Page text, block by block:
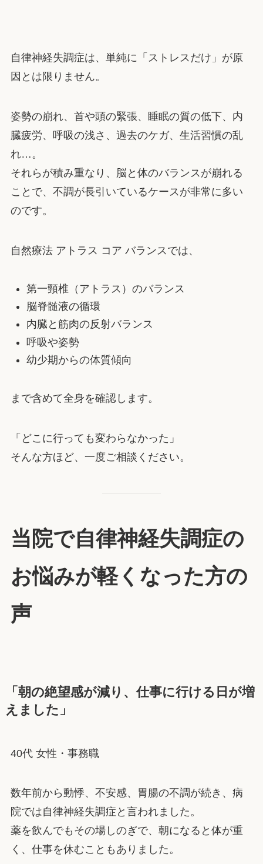
自律神経失調症は、単純に「ストレスだけ」が原
因とは限りません。
姿勢の崩れ、首や頭の緊張、睡眠の質の低下、内
臓疲労、呼吸の浅さ、過去のケガ、生活習慣の乱
れ…。
それらが積み重なり、脳と体のバランスが崩れる
ことで、不調が長引いているケースが非常に多い
のです。
自然療法 アトラス コア バランスでは、
第一頸椎（アトラス）のバランス
脳脊髄液の循環
内臓と筋肉の反射バランス
呼吸や姿勢
幼少期からの体質傾向
まで含めて全身を確認します。
「どこに行っても変わらなかった」
そんな方ほど、一度ご相談ください。
当院で自律神経失調症の
お悩みが軽くなった方の
声
「朝の絶望感が減り、仕事に行ける日が増
えました」
40代 女性・事務職
数年前から動悸、不安感、胃腸の不調が続き、病
院では自律神経失調症と言われました。
薬を飲んでもその場しのぎで、朝になると体が重
く、仕事を休むこともありました。